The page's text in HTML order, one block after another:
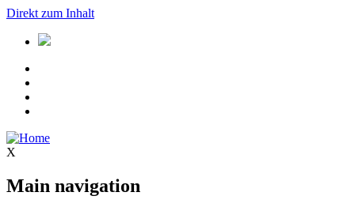
Direkt zum Inhalt
X
Main navigation